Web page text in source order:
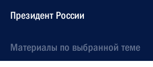
Президент России
Материалы по выбранной теме